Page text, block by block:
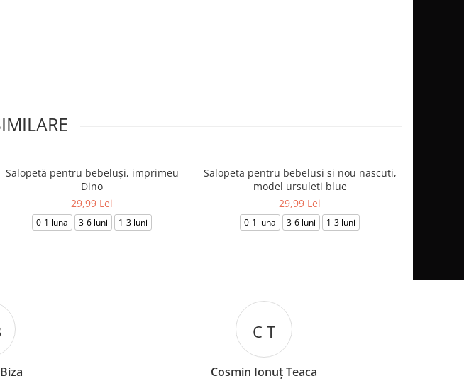
Salopetă pentru bebeluși, imprimeu
Dino
29,99 Lei
0-1 luna 3-6 luni 1-3 luni
Salopeta pentru bebelusi si nou nascuti,
model ursuleti blue
29,99 Lei
0-1 luna 3-6 luni 1-3 luni
Teaca
I B
Iuliana Batincu